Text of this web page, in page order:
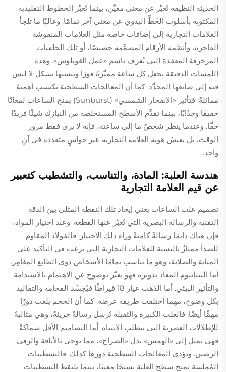
الحديثة النظيفة تُعبِّر عن معنى معيَّن، بينما تُعبِّر الخطوط التقليدية
المكتوبة بأسلوب الخَطِّ اليدوي عن معنى آخر تمامًا. وغالبًا ما تلجأ
العلامات التجارية إلى إضافات خاصة مثل العلامات المنقوشة
الفاخرة، وأنظمة الأرقام المصمَّمة خصيصًا، أو تلك الخلفيات
المزخرفة المعقدة التي تُعرف باسم «عمل الغويلوش». وهذه
اللمسات الدقيقة تجعل كل ساعة مميَّزةً فورًا وتنسبها بشكل لا لبس
فيه إلى صانعها المحدَّد. كما أن المعالجات السطحية تكتسب أهميةً
مماثلةً: فتأثير «الانفجار الشمسي» (Sunburst) يمنح الساعات لمعانًا
خفيفًا وجذَّابًا، بينما تقدِّم الأسطح المستخلصة من النيازك شيئًا فريدًا
حقًّا. وعندما ينظر شخصٌ ما إلى ساعته، فإنه لا يرى فقط مرور
الوقت، بل يعيش هوية العلامة التجارية عبر حواسٍ متعددة في آنٍ
واحد.
هندسة العلبة: المادة، والتناسب، والتشطيب كتعبير
عن قيم العلامة التجارية
تصميم علب الساعات يعني إيجاد تلك النقطة المثلى بين الدقة
التقنية والرسالة البصرية التي تُعبّر عنها القطعة. وعند اختيار المواد،
فإن هناك دائمًا رسالةً كامنةً وراء ذلك الاختيار. فالفولاذ المقاوم
للصدأ ممتازٌ بالنسبة للعلامات التجارية التي ترغب في التأكيد على
المتانة والصلابة، وهو ما يناسب تمامًا الأشخاص ذوي الطابع المغامِر.
أما التيتانيوم المعاد تدويره فهو يعبّر بوضوح عن الاهتمام بالاستدامة
والتأثير البيئي. أما الذهب عيار 18 قيراطًا فيُجسِّد الفخامة والتقاليد
بكل وضوح، مهما اختلفت طريقة عرضه. كما أن الحجم يلعب دورًا
مهمًّا أيضًا: فالعلب الكبيرة والثقيلة تُرسل رسالةً جريئةً، وهي مثاليةٌ
للإطلالات العصرية التي تتطلب الانتباه. أما التصاميم الأقل سماكةً
فهي تميل إلى «الهمس» بدل «الصراخ»، مما يوحي بالأناقة والرقي
الرصين. وتؤدي المعالجات السطحية دورها كذلك: فالتشطيبات
المُملسة تمنح سطح العلبة نسيجًا معينًا، بينما تلتقط التشطيبات